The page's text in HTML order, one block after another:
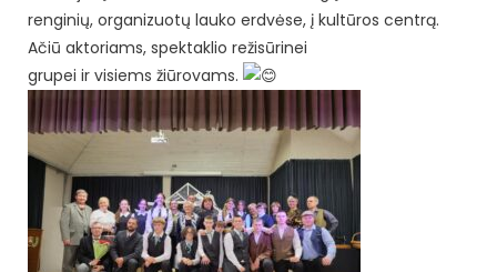
renginių, organizuotų lauko erdvėse, į kultūros centrą.
Ačiū aktoriams, spektaklio režisūrinei
grupei ir visiems žiūrovams.